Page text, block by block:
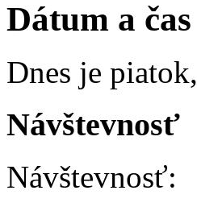
Dátum a čas
Dnes je piatok,
Návštevnosť
Návštevnosť: